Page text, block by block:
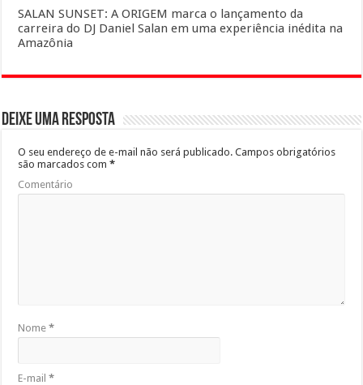
SALAN SUNSET: A ORIGEM marca o lançamento da
carreira do DJ Daniel Salan em uma experiência inédita na
Amazônia
Deixe uma resposta
O seu endereço de e-mail não será publicado. Campos obrigatórios
são marcados com*
Comentário
Nome*
E-mail*